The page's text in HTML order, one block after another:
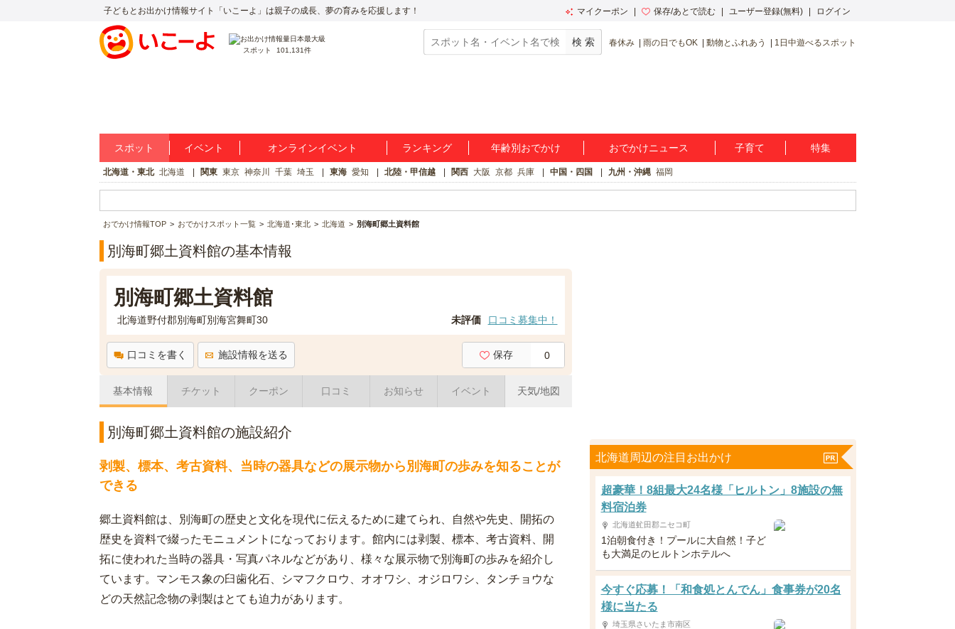
子どもとお出かけ情報サイト「いこーよ」は親子の成長、夢の育みを応援します！ マイクーポン 保存/あとで読む ユーザー登録(無料) ログイン
スポット 101,131件
春休み 雨の日でもOK 動物とふれあう 1日中遊べるスポット
スポット イベント オンラインイベント ランキング 年齢別おでかけ おでかけニュース 子育て 特集
北海道・東北 北海道 関東 東京 神奈川 千葉 埼玉 東海 愛知 北陸・甲信越 関西 大阪 京都 兵庫 中国・四国 九州・沖縄 福岡
おでかけ情報TOP おでかけスポット一覧 北海道･東北 北海道 別海町郷土資料館
別海町郷土資料館の基本情報
別海町郷土資料館
北海道野付郡別海町別海宮舞町30 未評価 口コミ募集中！
口コミを書く 施設情報を送る 保存 0
基本情報 チケット クーポン 口コミ お知らせ イベント 天気/地図
別海町郷土資料館の施設紹介
剥製、標本、考古資料、当時の器具などの展示物から別海町の歩みを知ることが
できる
郷土資料館は、別海町の歴史と文化を現代に伝えるために建てられ、自然や先史、開拓の
歴史を資料で綴ったモニュメントになっております。館内には剥製、標本、考古資料、開
拓に使われた当時の器具・写真パネルなどがあり、様々な展示物で別海町の歩みを紹介し
ています。マンモス象の臼歯化石、シマフクロウ、オオワシ、オジロワシ、タンチョウな
どの天然記念物の剥製はとても迫力があります。
北海道周辺の注目お出かけ
超豪華！8組最大24名様「ヒルトン」8施設の無
料宿泊券
北海道虻田郡ニセコ町
1泊朝食付き！プールに大自然！子ど
も大満足のヒルトンホテルへ
今すぐ応募！「和食処とんでん」食事券が20名
様に当たる
埼玉県さいたま市南区